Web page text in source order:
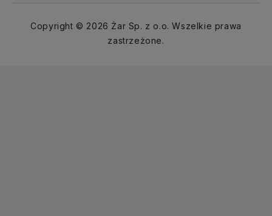
Copyright © 2026 Żar Sp. z o.o. Wszelkie prawa
zastrzeżone.